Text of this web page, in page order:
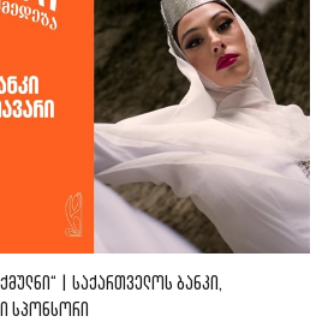
| ᲡᲐᲥᲐᲠᲗᲕᲔᲚᲝᲡ ᲑᲐᲜᲙᲘ,
ᲡᲞᲝᲜᲡᲝᲠᲘ